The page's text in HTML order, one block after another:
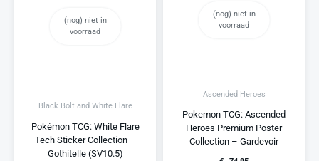
(nog) niet in
voorraad
Black Bolt and White Flare
Pokémon TCG: White Flare
Tech Sticker Collection –
Gothitelle (SV10.5)
(nog) niet in
voorraad
Ascended Heroes
Pokemon TCG: Ascended
Heroes Premium Poster
Collection – Gardevoir